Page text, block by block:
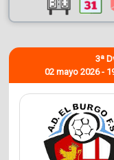
02 mayo 2026 -
3ª